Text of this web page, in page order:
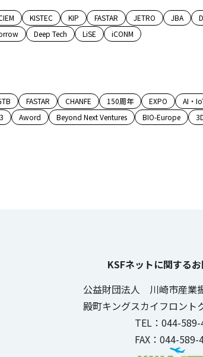
KISTEC KIP FASTAR JETRO JBA
Deep Tech LiSE iCONM
FASTAR CHANFE 150周年 EXPO AI・
Aword Beyond Next Ventures BIO-Europe
KSFネットに関する
公益財団法人 川崎市産業
殿町キングスカイフロント
TEL：044-
FAX：044-589-